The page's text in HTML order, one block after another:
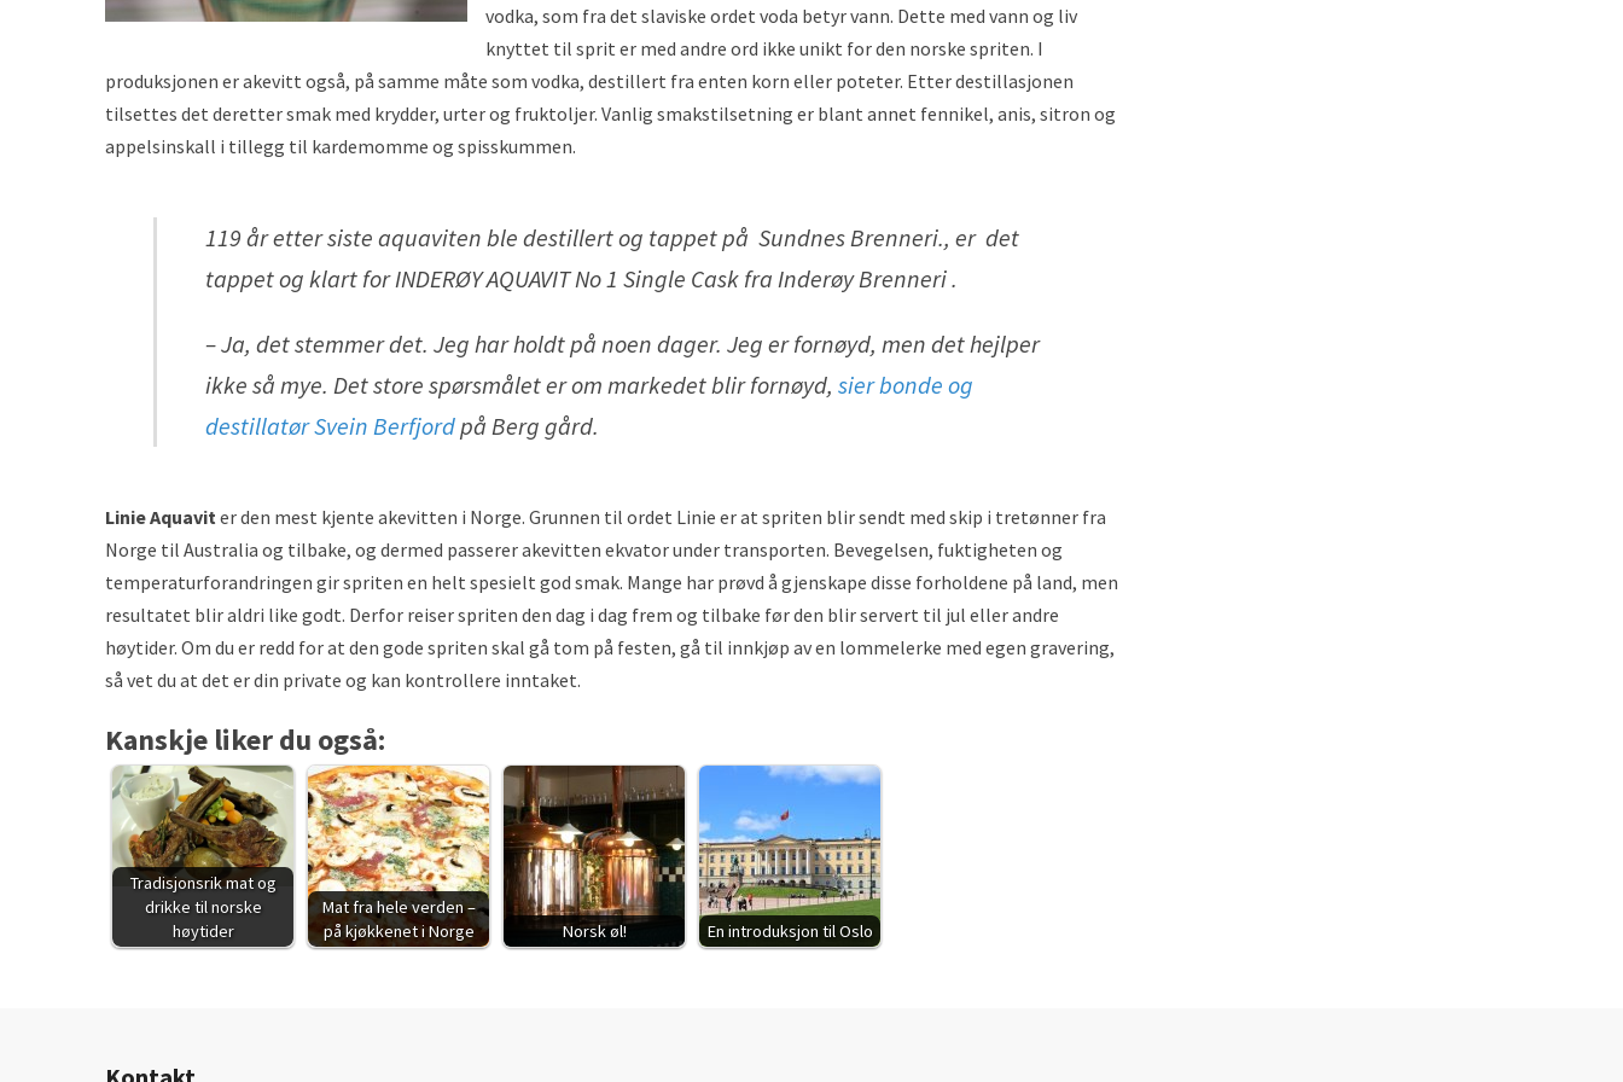
vodka, som fra det slaviske ordet voda betyr vann. Dette med vann og liv
knyttet til sprit er med andre ord ikke unikt for den norske spriten. I
produksjonen er akevitt også, på samme måte som vodka, destillert fra enten korn eller poteter. Etter destillasjonen
tilsettes det deretter smak med krydder, urter og fruktoljer. Vanlig smakstilsetning er blant annet fennikel, anis, sitron og
appelsinskall i tillegg til kardemomme og spisskummen.
119 år etter siste aquaviten ble destillert og tappet på Sundnes Brenneri., er det
tappet og klart for INDERØY AQUAVIT No 1 Single Cask fra Inderøy Brenneri .
– Ja, det stemmer det. Jeg har holdt på noen dager. Jeg er fornøyd, men det hejlper
ikke så mye. Det store spørsmålet er om markedet blir fornøyd, sier bonde og
destillatør Svein Berfjordpå Berg gård.
Linie Aquaviter den mest kjente akevitten i Norge. Grunnen til ordet Linie er at spriten blir sendt med skip i tretønner fra
Norge til Australia og tilbake, og dermed passerer akevitten ekvator under transporten. Bevegelsen, fuktigheten og
temperaturforandringen gir spriten en helt spesielt god smak. Mange har prøvd å gjenskape disse forholdene på land, men
resultatet blir aldri like godt. Derfor reiser spriten den dag i dag frem og tilbake før den blir servert til jul eller andre
høytider. Om du er redd for at den gode spriten skal gå tom på festen, gå til innkjøp av en lommelerke med egen gravering,
så vet du at det er din private og kan kontrollere inntaket.
Kanskje liker du også:
Tradisjonsrik mat og
drikke til norske
høytider
Mat fra hele verden –
på kjøkkenet i Norge
Norsk øl! En introduksjon til Oslo